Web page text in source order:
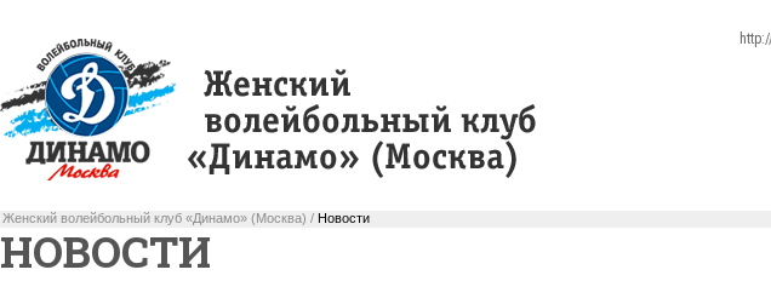
Женский волейбольный клуб «Динамо» (Москва) / Новости
НОВОСТИ